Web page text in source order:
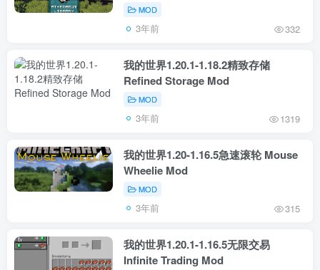
MOD
3年前 332
我的世界1.20.1-1.18.2精致存储
Refined Storage Mod
MOD
3年前 1319
我的世界1.20-1.16.5急速滚轮 Mouse
Wheelie Mod
MOD
3年前 315
我的世界1.20.1-1.16.5无限交易
Infinite Trading Mod